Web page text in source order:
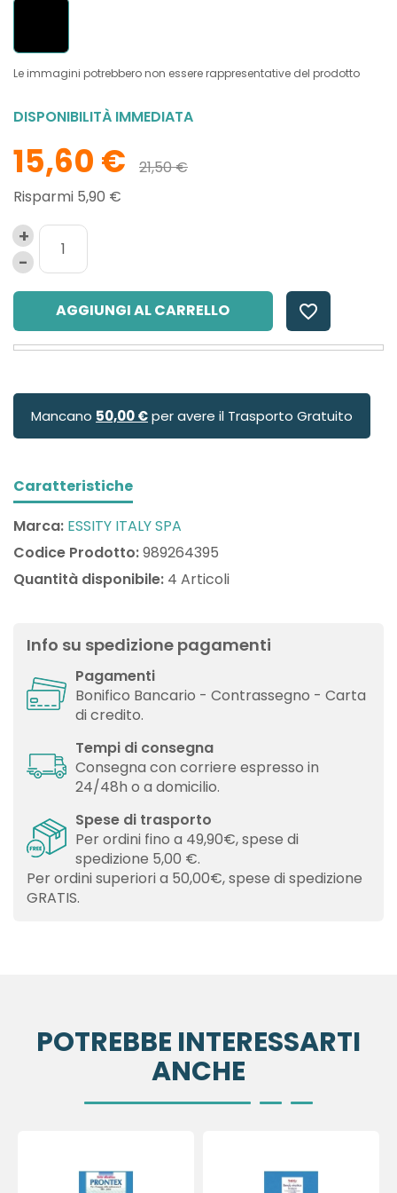
Le immagini potrebbero non essere rappresentative del prodotto
DISPONIBILITÀ IMMEDIATA
15,60 €
21,50 €
Risparmi 5,90 €
AGGIUNGI AL CARRELLO favorite_border
Mancano 50,00 €per avere il Trasporto Gratuito
Caratteristiche
Marca: ESSITY ITALY SPA
Codice Prodotto:989264395
Quantità disponibile: 4 Articoli
Info su spedizione pagamenti
Pagamenti
Bonifico Bancario - Contrassegno - Carta
di credito.
Tempi di consegna
Consegna con corriere espresso in
24/48h o a domicilio.
Spese di trasporto
Per ordini fino a 49,90€, spese di
spedizione 5,00 €.
Per ordini superiori a 50,00€, spese di spedizione
GRATIS.
POTREBBE INTERESSARTI
ANCHE